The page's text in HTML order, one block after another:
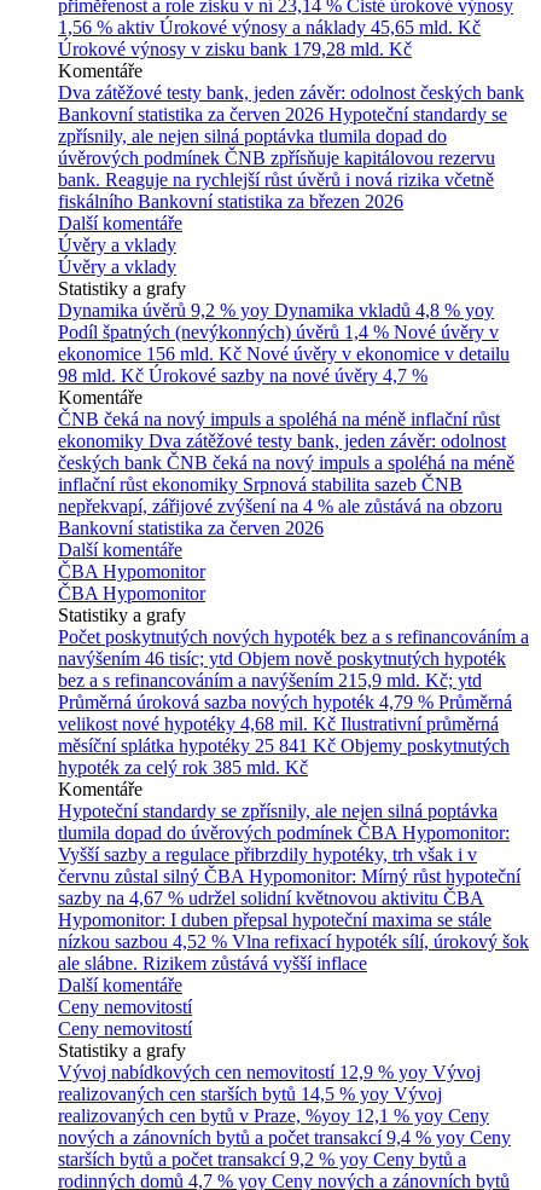
přiměřenost a role zisku v ní 23,14 % Čisté úrokové výnosy
1,56 % aktiv Úrokové výnosy a náklady 45,65 mld. Kč
Úrokové výnosy v zisku bank 179,28 mld. Kč
Komentáře
Dva zátěžové testy bank, jeden závěr: odolnost českých bank
Bankovní statistika za červen 2026 Hypoteční standardy se
zpřísnily, ale nejen silná poptávka tlumila dopad do
úvěrových podmínek ČNB zpřísňuje kapitálovou rezervu
bank. Reaguje na rychlejší růst úvěrů i nová rizika včetně
fiskálního Bankovní statistika za březen 2026
Další komentáře
Úvěry a vklady
Úvěry a vklady
Statistiky a grafy
Dynamika úvěrů 9,2 % yoy Dynamika vkladů 4,8 % yoy
Podíl špatných (nevýkonných) úvěrů 1,4 % Nové úvěry v
ekonomice 156 mld. Kč Nové úvěry v ekonomice v detailu
98 mld. Kč Úrokové sazby na nové úvěry 4,7 %
Komentáře
ČNB čeká na nový impuls a spoléhá na méně inflační růst
ekonomiky Dva zátěžové testy bank, jeden závěr: odolnost
českých bank ČNB čeká na nový impuls a spoléhá na méně
inflační růst ekonomiky Srpnová stabilita sazeb ČNB
nepřekvapí, zářijové zvýšení na 4 % ale zůstává na obzoru
Bankovní statistika za červen 2026
Další komentáře
ČBA Hypomonitor
ČBA Hypomonitor
Statistiky a grafy
Počet poskytnutých nových hypoték bez a s refinancováním a
navýšením 46 tisíc; ytd Objem nově poskytnutých hypoték
bez a s refinancováním a navýšením 215,9 mld. Kč; ytd
Průměrná úroková sazba nových hypoték 4,79 % Průměrná
velikost nové hypotéky 4,68 mil. Kč Ilustrativní průměrná
měsíční splátka hypotéky 25 841 Kč Objemy poskytnutých
hypoték za celý rok 385 mld. Kč
Komentáře
Hypoteční standardy se zpřísnily, ale nejen silná poptávka
tlumila dopad do úvěrových podmínek ČBA Hypomonitor:
Vyšší sazby a regulace přibrzdily hypotéky, trh však i v
červnu zůstal silný ČBA Hypomonitor: Mírný růst hypoteční
sazby na 4,67 % udržel solidní květnovou aktivitu ČBA
Hypomonitor: I duben přepsal hypoteční maxima se stále
nízkou sazbou 4,52 % Vlna refixací hypoték sílí, úrokový šok
ale slábne. Rizikem zůstává vyšší inflace
Další komentáře
Ceny nemovitostí
Ceny nemovitostí
Statistiky a grafy
Vývoj nabídkových cen nemovitostí 12,9 % yoy Vývoj
realizovaných cen starších bytů 14,5 % yoy Vývoj
realizovaných cen bytů v Praze, %yoy 12,1 % yoy Ceny
nových a zánovních bytů a počet transakcí 9,4 % yoy Ceny
starších bytů a počet transakcí 9,2 % yoy Ceny bytů a
rodinných domů 4,7 % yoy Ceny nových a zánovních bytů